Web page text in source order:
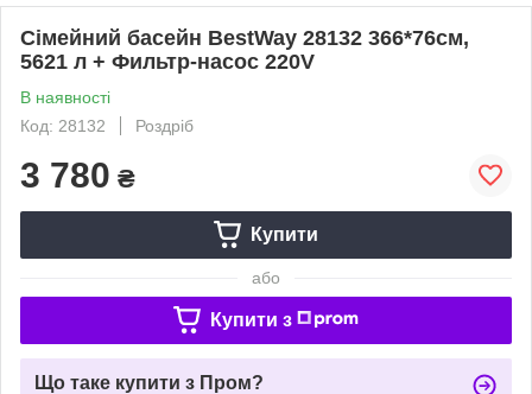
Сімейний басейн BestWay 28132 366*76см,
5621 л + Фильтр-насос 220V
В наявності
Код: 28132
Роздріб
3 780 ₴
Купити
або
Купити з
Що таке купити з Пром?